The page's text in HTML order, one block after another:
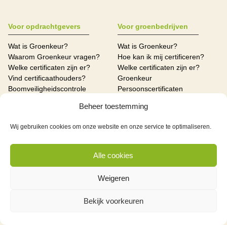
Beheer toestemming
Wij gebruiken cookies om onze website en onze service te optimaliseren.
Alle cookies
Weigeren
Bekijk voorkeuren
Voor opdrachtgevers
Wat is Groenkeur?
Waarom Groenkeur vragen?
Welke certificaten zijn er?
Vind certificaathouders?
Boomveiligheidscontrole
(On)aangekondigde controles
Voor groenbedrijven
Wat is Groenkeur?
Hoe kan ik mij certificeren?
Welke certificaten zijn er?
Groenkeur
Persoonscertificaten
Certificatie-instellingen
Welke bedrijven zijn
gecertificeerd?
Mijn Groenkeur
Contact
Meer Groenkeur